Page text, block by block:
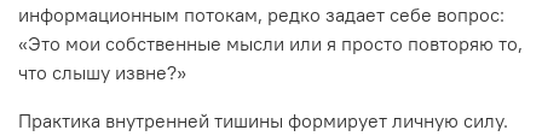
информационным потокам, редко задает себе вопрос:
«Это мои собственные мысли или я просто повторяю то,
что слышу извне?»
Практика внутренней тишины формирует личную силу.